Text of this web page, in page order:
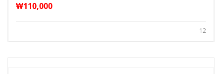
₩110,000
12